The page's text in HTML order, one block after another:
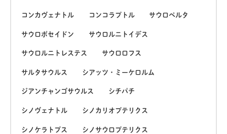
コンカヴェナトル コンコラプトル サウロペルタ
サウロポセイドン サウロルニトイデス
サウロルニトレステス サウロロフス
サルタサウルス シアッツ・ミーケロルム
ジアンチャンゴサウルス シチパチ
シノヴェナトル シノカリオプテリクス
シノケラトプス シノサウロプテリクス